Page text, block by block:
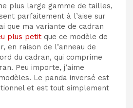
plus large gamme de tailles,
parfaitement à l’aise sur
que ma variante de cadran
plus petit que ce modèle de
en raison de l’anneau de
du cadran, qui comprime
Peu importe, j’aime
Le panda inversé est
et est tout simplement